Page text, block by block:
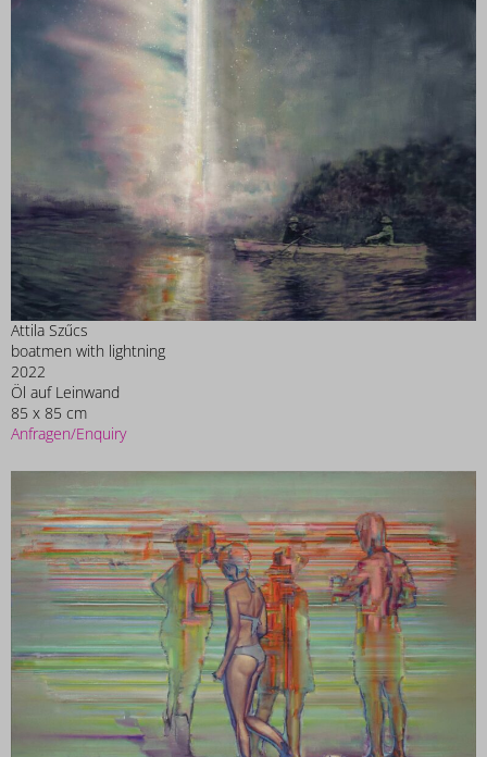
Attila Szűcs
boatmen with lightning
2022
Öl auf Leinwand
85 x 85 cm
Anfragen/Enquiry